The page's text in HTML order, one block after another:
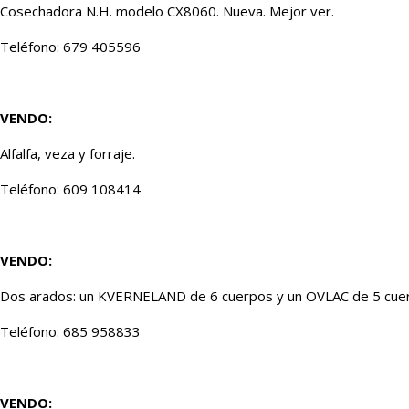
Cosechadora N.H. modelo CX8060. Nueva. Mejor ver.
Teléfono: 679 405596
VENDO:
Alfalfa, veza y forraje.
Teléfono: 609 108414
VENDO:
Dos arados: un KVERNELAND de 6 cuerpos y un OVLAC de 5
Teléfono: 685 958833
VENDO: